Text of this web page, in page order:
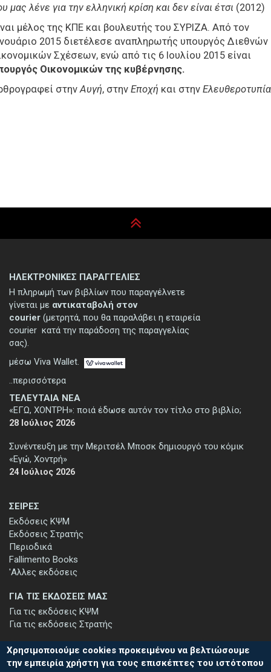
μας λένε για την ελληνική κρίση και δεν είναι έτσι (2012)
μέλος της ΚΠΕ και βουλευτής του ΣΥΡΙΖΑ. Από τον
2015 διετέλεσε αναπληρωτής υπουργός Διεθνών
Σχέσεων, ενώ από τις 6 Ιουλίου 2015 είναι
Οικονομικών της κυβέρνησης.
στηνΑυγή, στην Εποχή και στην Ελευθεροτυπία
ΣΕΙΡΕΣ
Εκδόσεις ΚΨΜ
Εκδόσεις Στρατής
Περιοδικά
Fallimento Books
'Αλλες εκδόσεις
ΤΕΛΕΥΤΑΙΑ ΝΕΑ
«ΕΓΩ, ΧΟΝΤΡΗ»: ποιά έδωσε αυτόν τον τίτλο στο βιβλίο;
28 Ιούλιος 2026
Συνέντευξη με την Μεριτσέλ Μποσκ δημιουργό του κόμικ
«Εγώ, Χοντρή»
24 Ιούλιος 2026
ΓΙΑ ΤΙΣ ΕΚΔΟΣΕΙΣ ΜΑΣ
Για τις εκδόσεις ΚΨΜ
Για τις εκδόσεις Στρατής
ΗΛΕΚΤΡΟΝΙΚΕΣ ΠΑΡΑΓΓΕΛΙΕΣ
Η πληρωμή των βιβλίων που παραγγέλνετε
γίνεται με αντικαταβολή στον
courier (μετρητά, που θα παραλάβει η εταιρεία
courier κατά την παράδοση της παραγγελίας
σας).
μέσω Viva Wallet.
..περισσότερα
Χρησιμοποιούμε cookies προκειμένου να βελτιώσουμε
την εμπειρία χρήστη για τους επισκέπτες του ιστότοπου